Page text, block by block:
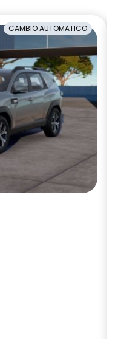
nero titanio con
laterali
pneumatici indiretto
con Google integrato
CAMBIO AUTOMATICO